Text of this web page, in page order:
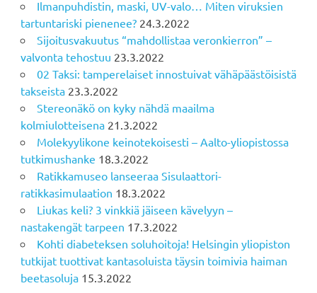
Ilmanpuhdistin, maski, UV-valo… Miten viruksien
tartuntariski pienenee? 24.3.2022
Sijoitusvakuutus “mahdollistaa veronkierron” –
valvonta tehostuu 23.3.2022
02 Taksi: tamperelaiset innostuivat vähäpäästöisistä
takseista 23.3.2022
Stereonäkö on kyky nähdä maailma
kolmiulotteisena 21.3.2022
Molekyylikone keinotekoisesti – Aalto-yliopistossa
tutkimushanke 18.3.2022
Ratikkamuseo lanseeraa Sisulaattori-
ratikkasimulaation 18.3.2022
Liukas keli? 3 vinkkiä jäiseen kävelyyn –
nastakengät tarpeen 17.3.2022
Kohti diabeteksen soluhoitoja! Helsingin yliopiston
tutkijat tuottivat kantasoluista täysin toimivia haiman
beetasoluja 15.3.2022